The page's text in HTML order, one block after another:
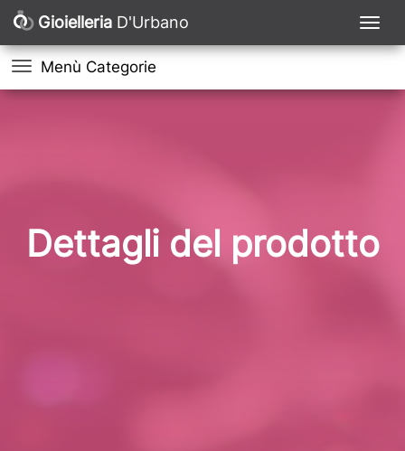
Gioielleria D'Urbano
Menù Categorie
Dettagli del prodotto